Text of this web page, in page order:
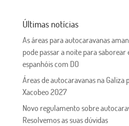
Últimas notícias
As áreas para autocaravanas
pode passar a noite para saborear
espanhóis com DO
Áreas de autocaravanas na
Xacobeo 2027
Novo regulamento sobre
Resolvemos as suas dúvidas